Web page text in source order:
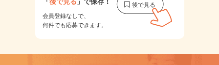
「後で見る 」で保存！
会員登録なしで、
何件でも応募できます。